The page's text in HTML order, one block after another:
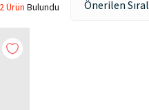
2 Ürün